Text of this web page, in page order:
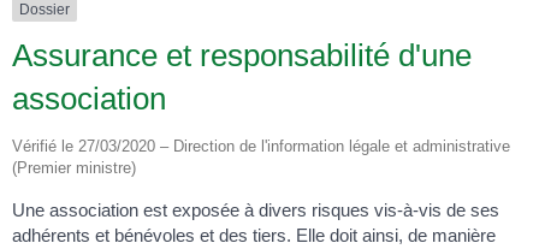
Dossier
Assurance et responsabilité d'une
association
Vérifié le 27/03/2020 – Direction de l'information légale et administrative
(Premier ministre)
Une association est exposée à divers risques vis-à-vis de ses
adhérents et bénévoles et des tiers. Elle doit ainsi, de manière